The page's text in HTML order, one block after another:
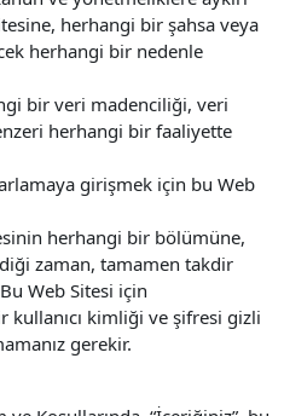
herhangi bir şahsa veya
herhangi bir nedenle
bir veri madenciliği, veri
herhangi bir faaliyette
girişmek için bu Web
herhangi bir bölümüne,
zaman, tamamen takdir
Web Sitesi için
kimliği ve şifresi gizli
gerekir.